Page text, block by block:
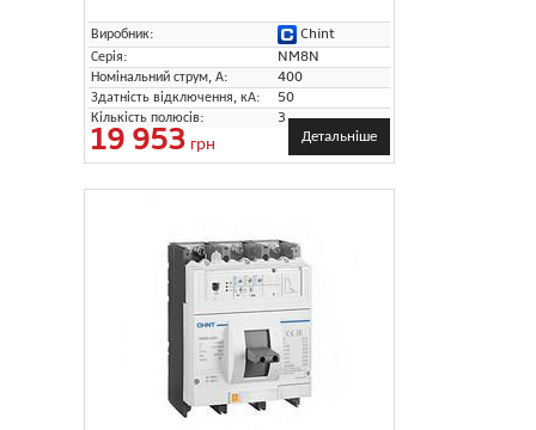
Виробник:
Chint
Серія:
NM8N
Номінальний струм, А:
400
Здатність відключення, кА:
50
Кількість полюсів:
3
19 953 грн Детальніше